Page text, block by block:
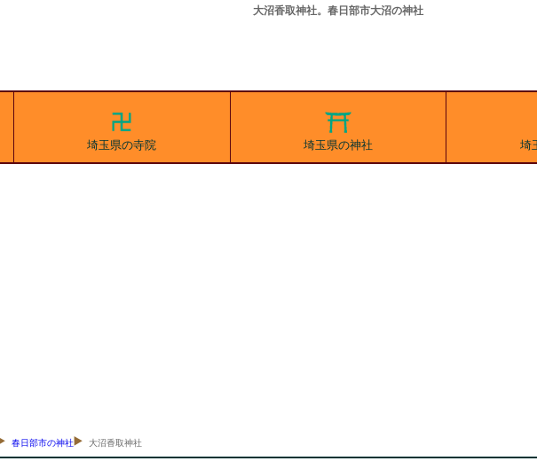
大沼香取神社。春日部市大沼の神社
埼玉県の寺院 埼玉県の神社 埼
春日部市の神社 大沼香取神社